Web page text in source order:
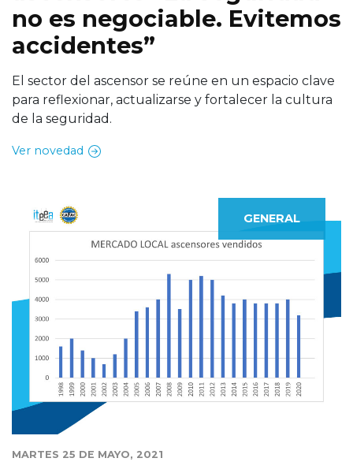
no es negociable. Evitemos
accidentes”
El sector del ascensor se reúne en un espacio clave
para reflexionar, actualizarse y fortalecer la cultura
de la seguridad.
Ver novedad
GENERAL
MARTES 25 DE MAYO, 2021